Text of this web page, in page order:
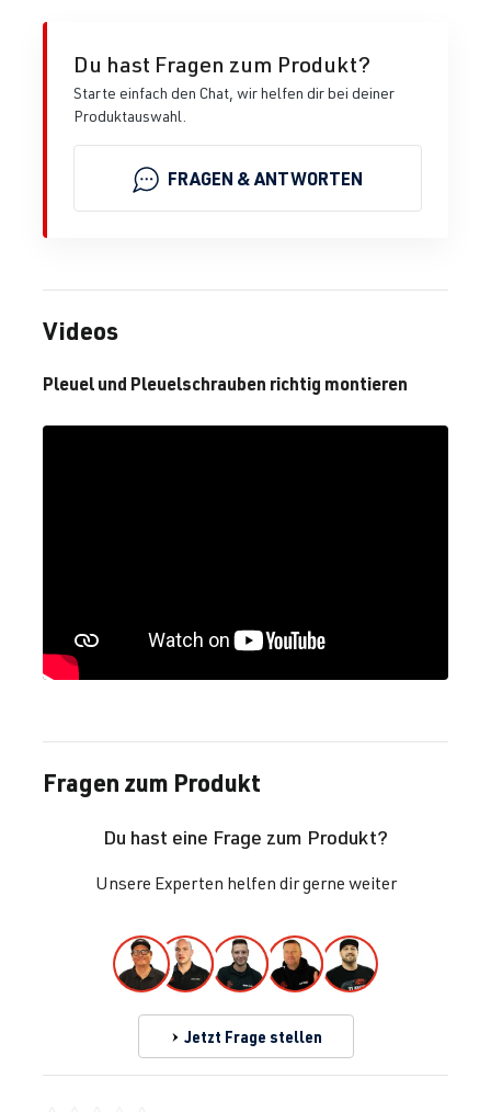
Du hast Fragen zum Produkt?
Starte einfach den Chat, wir helfen dir bei deiner
Produktauswahl.
FRAGEN & ANTWORTEN
Videos
Pleuel und Pleuelschrauben richtig montieren
Fragen zum Produkt
Du hast eine Frage zum Produkt?
Unsere Experten helfen dir gerne weiter
Jetzt Frage stellen